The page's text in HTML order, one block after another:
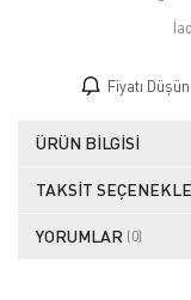
Fiyatı
ÜRÜN BILGISI
TAKSIT
YORUMLAR (0)